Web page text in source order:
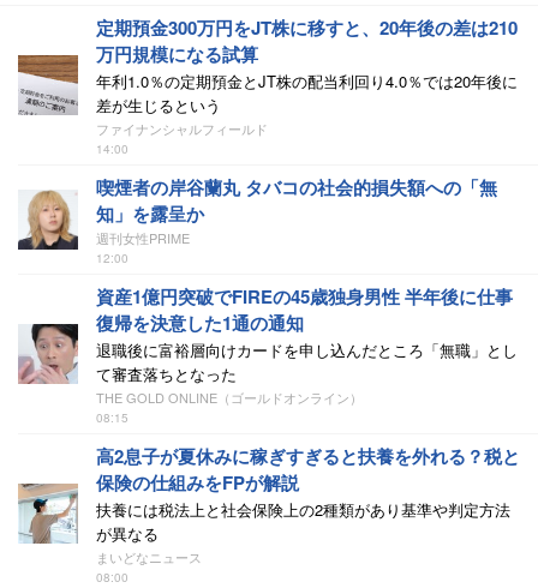
定期預金300万円をJT株に移すと、20年後の差は210
万円規模になる試算
年利1.0％の定期預金とJT株の配当利回り4.0％では20年後に
差が生じるという
ファイナンシャルフィールド
14:00
喫煙者の岸谷蘭丸 タバコの社会的損失額への「無
知」を露呈か
週刊女性PRIME
12:00
資産1億円突破でFIREの45歳独身男性 半年後に仕事
復帰を決意した1通の通知
退職後に富裕層向けカードを申し込んだところ「無職」とし
て審査落ちとなった
THE GOLD ONLINE（ゴールドオンライン）
08:15
高2息子が夏休みに稼ぎすぎると扶養を外れる？税と
保険の仕組みをFPが解説
扶養には税法上と社会保険上の2種類があり基準や判定方法
が異なる
まいどなニュース
08:00